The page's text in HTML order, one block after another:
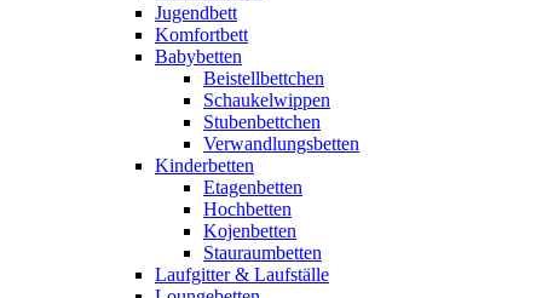
Jugendbett
Komfortbett
Babybetten
Beistellbettchen
Schaukelwippen
Stubenbettchen
Verwandlungsbetten
Kinderbetten
Etagenbetten
Hochbetten
Kojenbetten
Stauraumbetten
Laufgitter & Laufställe